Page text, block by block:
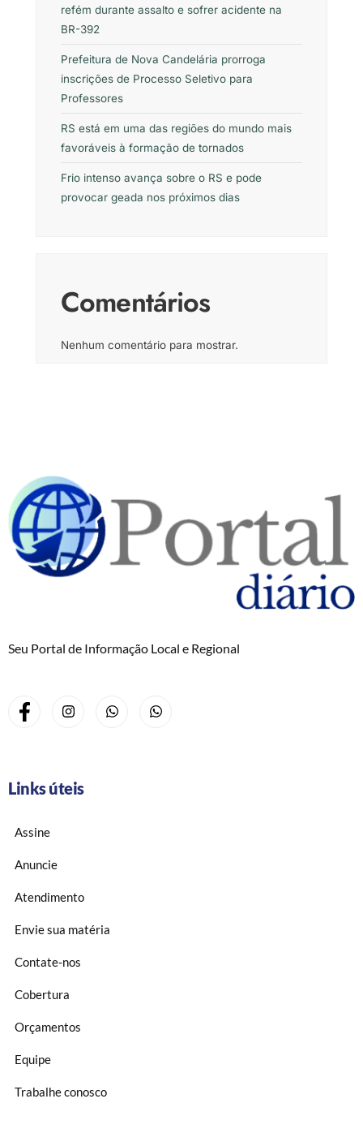
refém durante assalto e sofrer acidente na
BR-392
Prefeitura de Nova Candelária prorroga
inscrições de Processo Seletivo para
Professores
RS está em uma das regiões do mundo mais
favoráveis à formação de tornados
Frio intenso avança sobre o RS e pode
provocar geada nos próximos dias
Comentários
Nenhum comentário para mostrar.
Seu Portal de Informação Local e Regional
Links úteis
Assine
Anuncie
Atendimento
Envie sua matéria
Contate-nos
Cobertura
Orçamentos
Equipe
Trabalhe conosco